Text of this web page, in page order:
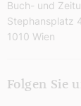
Buch- und
Stephansplatz
1010 Wien
Folgen Sie